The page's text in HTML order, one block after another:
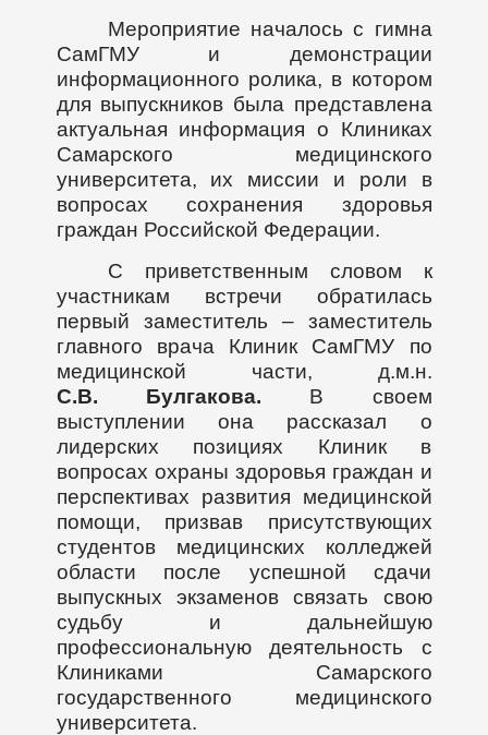
Мероприятие началось с гимна
СамГМУ и демонстрации
информационного ролика, в котором
для выпускников была представлена
актуальная информация о Клиниках
Самарского медицинского
университета, их миссии и роли в
вопросах сохранения здоровья
граждан Российской Федерации.
С приветственным словом к
участникам встречи обратилась
первый заместитель – заместитель
главного врача Клиник СамГМУ по
медицинской части, д.м.н.
С.В. Булгакова. В своем
выступлении она рассказал о
лидерских позициях Клиник в
вопросах охраны здоровья граждан и
перспективах развития медицинской
помощи, призвав присутствующих
студентов медицинских колледжей
области после успешной сдачи
выпускных экзаменов связать свою
судьбу и дальнейшую
профессиональную деятельность с
Клиниками Самарского
государственного медицинского
университета.